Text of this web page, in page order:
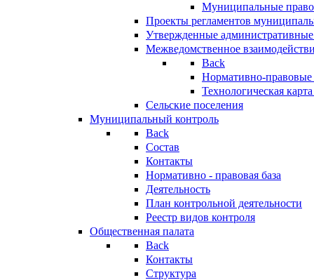
Муниципальные
Проекты регламентов
Утвержденные
Межведомственное
Back
Нормативно-правовые
Технологическая
Сельские поселения
Муниципальный контроль
Back
Состав
Контакты
Нормативно - правовая база
Деятельность
План контрольной деятельности
Реестр видов контроля
Общественная палата
Back
Контакты
Структура